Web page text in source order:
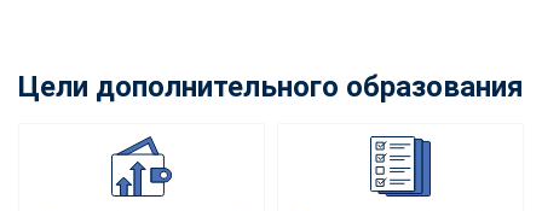
Цели дополнительного образования